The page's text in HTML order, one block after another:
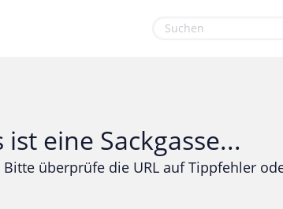
ist eine Sackgasse...
überprüfe die URL auf Tippfehler